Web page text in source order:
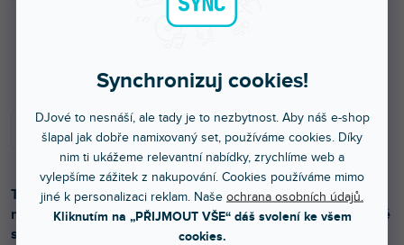
Synchronizuj cookies!
DJové to nesnáší, ale tady je to nezbytnost. Aby náš e-shop
šlapal jak dobře namixovaný set, používáme cookies. Díky
nim ti ukážeme relevantní nabídky, zrychlíme web a
vylepšíme zážitek z nakupování. Cookies používáme mimo
jiné k personalizaci reklam. Naše ochrana osobních údajů.
Kliknutím na „PŘIJMOUT VŠE“ dáš svolení ke všem
cookies.
Tenký symetrický instalační a patch kabel, kvalitní OFC
měď a PUR obal. Průřezy jádra 4 x 0,14 mm, 95 % měděné
stínění, průřez PUR obalu 3,4 mm.